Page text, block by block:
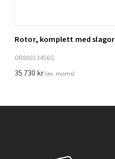
Rotor, komplett med slagor
OR80013456G
35 730 kr (ex. moms)